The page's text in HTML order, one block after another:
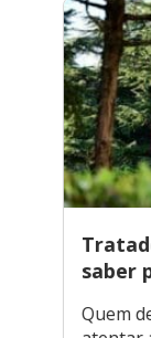
saber
Quem